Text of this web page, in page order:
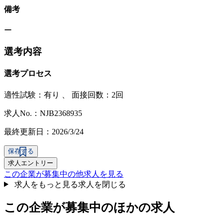
備考
ー
選考内容
選考プロセス
適性試験： 有り 面接回数：2回
求人No.：NJB2368935
最終更新日：2026/3/24
保存する
求人エントリー
この企業が募集中の他求人を見る
求人をもっと見る求人を閉じる
この企業が募集中のほかの求人